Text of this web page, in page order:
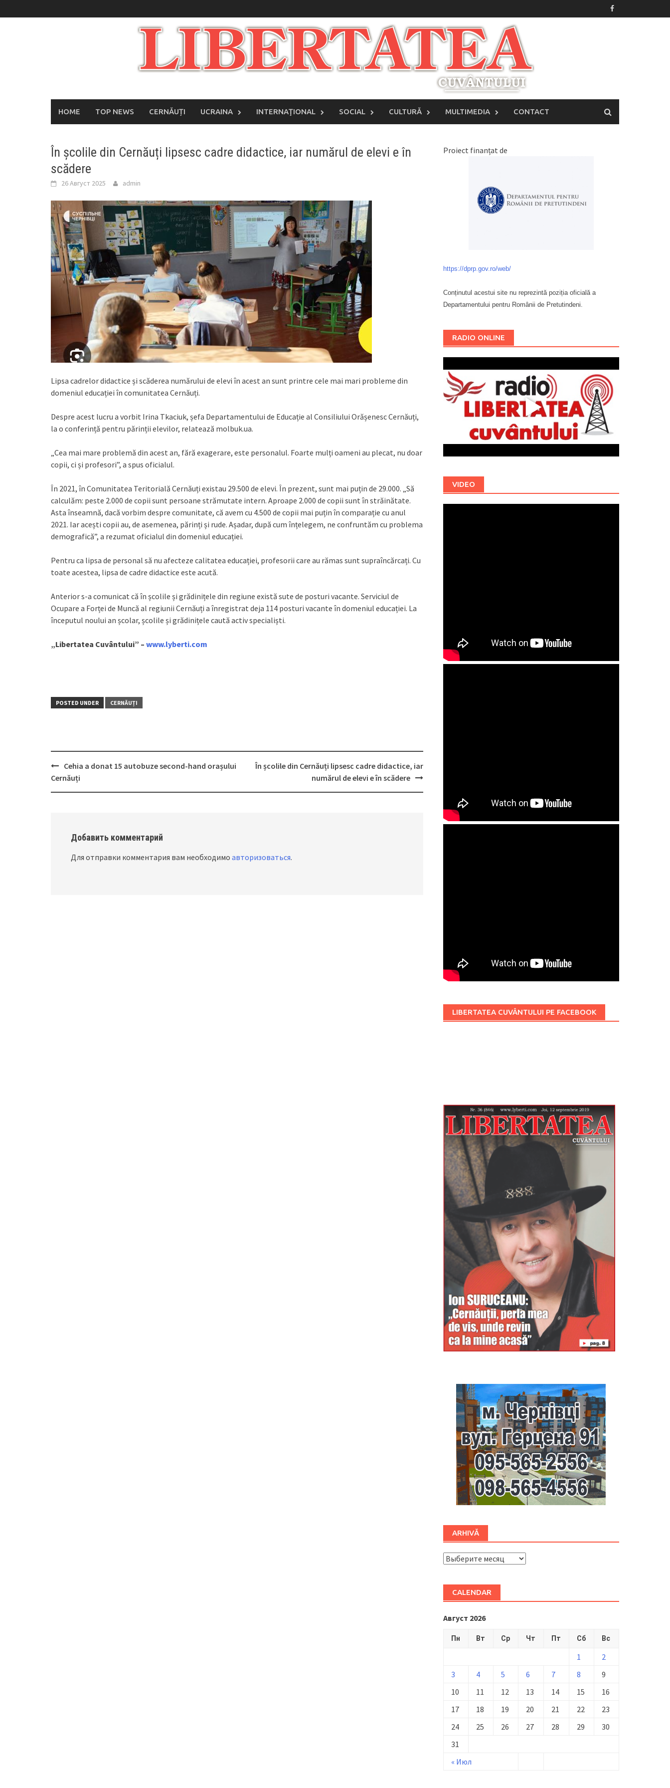
to
HOME TOP NEWS CERNĂUȚI UCRAINA INTERNAŢIONAL SOCIAL CULTURĂ MULTIMEDIA CONTACT
În școlile din Cernăuți lipsesc cadre didactice, iar numărul de elevi e în
scădere
26 Август 2025 admin
Lipsa cadrelor didactice și scăderea numărului de elevi în acest an sunt printre cele mai mari probleme din
domeniul educației în comunitatea Cernăuți.
Despre acest lucru a vorbit Irina Tkaciuk, șefa Departamentului de Educație al Consiliului Orășenesc Cernăuți,
la o conferință pentru părinții elevilor, relatează molbuk.ua.
„Cea mai mare problemă din acest an, fără exagerare, este personalul. Foarte mulți oameni au plecat, nu doar
copii, ci și profesori”, a spus oficialul.
În 2021, în Comunitatea Teritorială Cernăuți existau 29.500 de elevi. În prezent, sunt mai puțin de 29.000. „Să
calculăm: peste 2.000 de copii sunt persoane strămutate intern. Aproape 2.000 de copii sunt în străinătate.
Asta înseamnă, dacă vorbim despre comunitate, că avem cu 4.500 de copii mai puțin în comparație cu anul
2021. Iar acești copii au, de asemenea, părinți și rude. Așadar, după cum înțelegem, ne confruntăm cu problema
demografică”, a rezumat oficialul din domeniul educației.
Pentru ca lipsa de personal să nu afecteze calitatea educației, profesorii care au rămas sunt supraîncărcați. Cu
toate acestea, lipsa de cadre didactice este acută.
Anterior s-a comunicat că în școlile și grădinițele din regiune există sute de posturi vacante. Serviciul de
Ocupare a Forței de Muncă al regiunii Cernăuți a înregistrat deja 114 posturi vacante în domeniul educației. La
începutul noului an școlar, școlile și grădinițele caută activ specialiști.
„Libertatea Cuvântului” – www.lyberti.com
POSTED UNDER CERNĂUȚI
Post
navigation
Cehia a donat 15 autobuze second-hand orașului
Cernăuți
În școlile din Cernăuți lipsesc cadre didactice, iar
numărul de elevi e în scădere
Добавить комментарий
Для отправки комментария вам необходимо авторизоваться.
Proiect finanțat de
https://dprp.gov.ro/web/
Conținutul acestui site nu reprezintă poziția oficială a
Departamentului pentru Românii de Pretutindeni.
RADIO ONLINE
VIDEO
LIBERTATEA CUVÂNTULUI PE FACEBOOK
ARHIVĂ
ARHIVĂ
CALENDAR
Август 2026
Пн Вт Ср Чт Пт Сб Вс
« Июл
1
2
3
4 5 6 7 8
9
10
11 12 13 14 15
16
17
18 19 20 21 22
23
24
25 26 27 28 29
30
31